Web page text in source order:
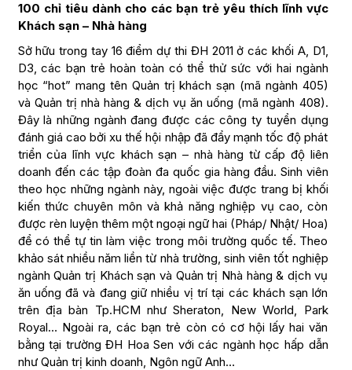
100 chỉ tiêu dành cho các bạn trẻ yêu thích lĩnh vực
Khách sạn – Nhà hàng
Sở hữu trong tay 16 điểm dự thi ĐH 2011 ở các khối A, D1,
D3, các bạn trẻ hoàn toàn có thể thử sức với hai ngành
học “hot” mang tên Quản trị khách sạn (mã ngành 405)
và Quản trị nhà hàng & dịch vụ ăn uống (mã ngành 408).
Đây là những ngành đang được các công ty tuyển dụng
đánh giá cao bởi xu thế hội nhập đã đẩy mạnh tốc độ phát
triển của lĩnh vực khách sạn – nhà hàng từ cấp độ liên
doanh đến các tập đoàn đa quốc gia hàng đầu. Sinh viên
theo học những ngành này, ngoài việc được trang bị khối
kiến thức chuyên môn và khả năng nghiệp vụ cao, còn
được rèn luyện thêm một ngoại ngữ hai (Pháp/ Nhật/ Hoa)
để có thể tự tin làm việc trong môi trường quốc tế. Theo
khảo sát nhiều năm liền từ nhà trường, sinh viên tốt nghiệp
ngành Quản trị Khách sạn và Quản trị Nhà hàng & dịch vụ
ăn uống đã và đang giữ nhiều vị trí tại các khách sạn lớn
trên địa bàn Tp.HCM như Sheraton, New World, Park
Royal… Ngoài ra, các bạn trẻ còn có cơ hội lấy hai văn
bằng tại trường ĐH Hoa Sen với các ngành học hấp dẫn
như Quản trị kinh doanh, Ngôn ngữ Anh…